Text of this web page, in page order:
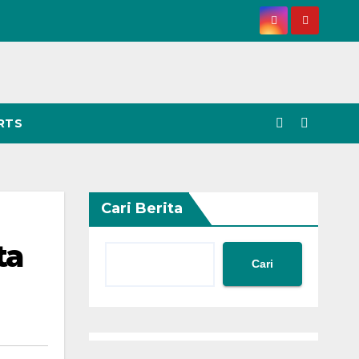
Cari Berita
Cari